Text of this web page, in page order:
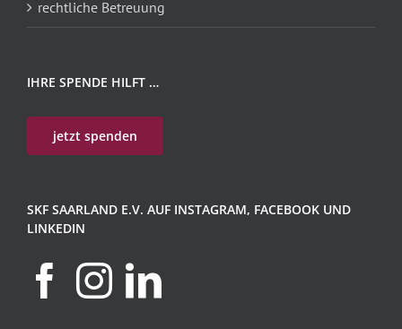
rechtliche Betreuung
IHRE SPENDE HILFT …
jetzt spenden
SKF SAARLAND E.V. AUF INSTAGRAM, FACEBOOK UND
LINKEDIN